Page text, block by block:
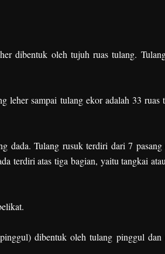
dibentuk oleh tujuh ruas tulang.
leher sampai tulang ekor adalah 33 ruas
dada. Tulang rusuk terdiri dari 7 pasang
terdiri atas tiga bagian, yaitu tangkai
dibentuk oleh tulang pinggul dan